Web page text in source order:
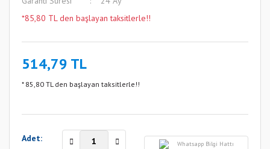
*85,80 TL den başlayan taksitlerle!!
514,79 TL
* 85,80 TL den başlayan taksitlerle!!
Adet:
Whatsapp Bilgi Hattı